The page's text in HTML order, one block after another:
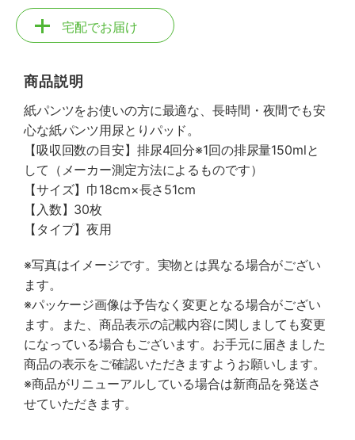
宅配でお届け
商品説明
紙パンツをお使いの方に最適な、長時間・夜間でも安
心な紙パンツ用尿とりパッド。
【吸収回数の目安】排尿4回分※1回の排尿量150mlと
して（メーカー測定方法によるものです）
【サイズ】巾18cm×長さ51cm
【入数】30枚
【タイプ】夜用
※写真はイメージです。実物とは異なる場合がござい
ます。
※パッケージ画像は予告なく変更となる場合がござい
ます。また、商品表示の記載内容に関しましても変更
になっている場合もございます。お手元に届きました
商品の表示をご確認いただきますようお願いします。
※商品がリニューアルしている場合は新商品を発送さ
せていただきます。